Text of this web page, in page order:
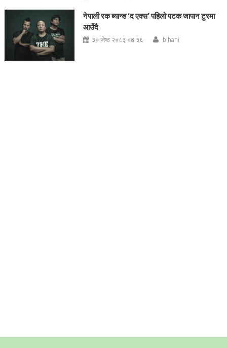
नेपाली रक ब्यान्ड ‘द एक्स’ पहिलो पटक जापान टुरमा
आउँदै
३० जेष्ठ २०८३ ०७:३६ bihani